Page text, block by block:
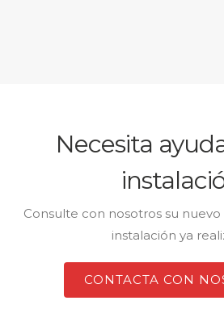
Necesita
Consulte con nosotros su
instalación ya
CONTACTA CON